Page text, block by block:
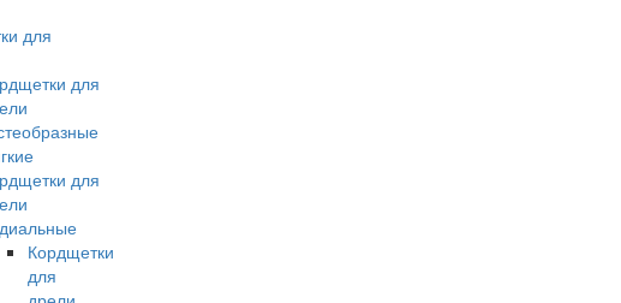
для
для
для
Кордщетки
для